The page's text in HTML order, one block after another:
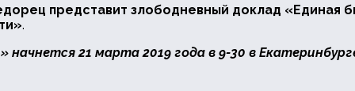
представит злободневный доклад «Единая
.
21 марта 2019 года в 9-30 в